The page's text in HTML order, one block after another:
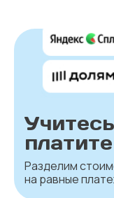
Разделим
на равные